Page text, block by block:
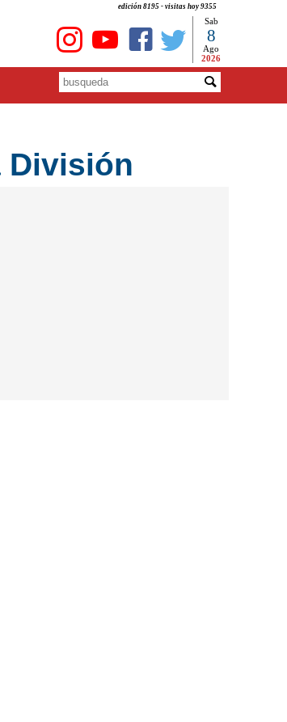
edición 8195 - visitas hoy 9355
Sab
8
Ago
2026
División